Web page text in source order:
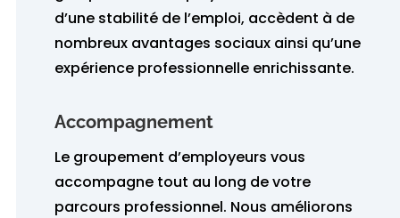
d’une stabilité de l’emploi, accèdent à de
nombreux avantages sociaux ainsi qu’une
expérience professionnelle enrichissante.
Accompagnement
Le groupement d’employeurs vous
accompagne tout au long de votre
parcours professionnel. Nous améliorons